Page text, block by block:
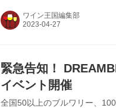
2～3月取材時の情報です。売
す。 甲州市勝沼 ぶどうの丘
勝沼醸造監...
ワイン王国編集部
緊急告知！
イベント開催
全国50以上のブルワリー、